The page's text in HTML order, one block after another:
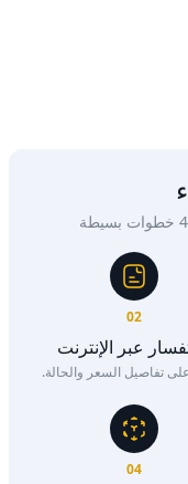
02
عبر الإنترنت
تفاصيل السعر والحالة.
04